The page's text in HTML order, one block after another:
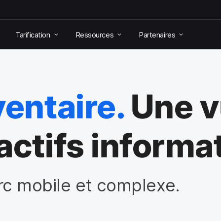
Tarification Ressources Partenaires
Une
mobile et complexe.